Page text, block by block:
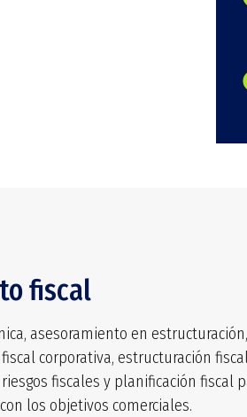
fiscal
asesoramiento en
corporativa, estructuración
fiscales y planificación
los objetivos comerciales.